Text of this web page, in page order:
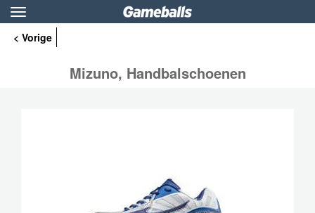
Toggle
navigation
< Vorige
Mizuno, Handbalschoenen